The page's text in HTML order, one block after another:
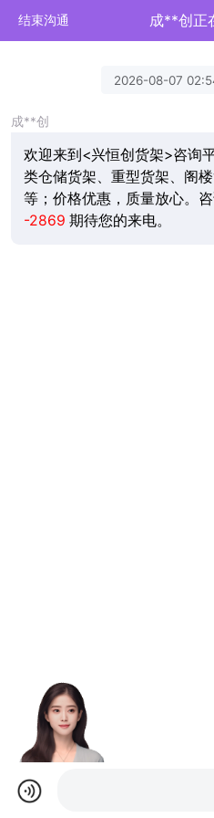
结束沟通 成**创正
2026-08-07
成**创
欢迎来到<兴恒创货架>咨询
类仓储货架、重型货架、阁
等；价格优惠，质量放心。咨
-2869 期待您的来电。